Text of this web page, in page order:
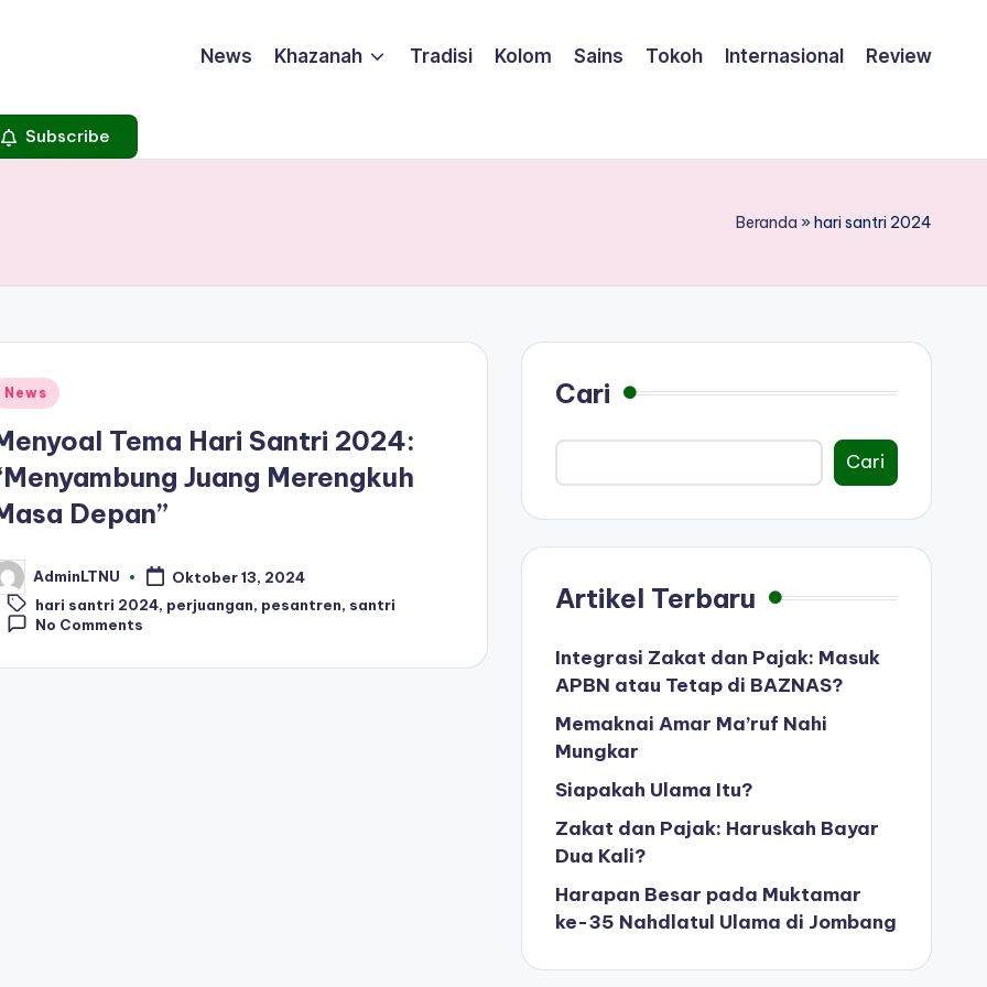
News Khazanah Tradisi Kolom Sains Tokoh Internasional Review
Subscribe
Beranda »hari santri 2024
News
Tema Hari Santri 2024:
Juang Merengkuh
Depan”
AdminLTNU
Oktober 13, 2024
Tags:
hari santri 2024, perjuangan, pesantren, santri
No Comments
Cari
Cari
Artikel Terbaru
Integrasi Zakat dan Pajak: Masuk
APBN atau Tetap di BAZNAS?
Memaknai Amar Ma’ruf Nahi
Mungkar
Siapakah Ulama Itu?
Zakat dan Pajak: Haruskah Bayar
Dua Kali?
Harapan Besar pada Muktamar
ke-35 Nahdlatul Ulama di Jombang